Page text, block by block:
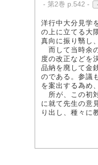
- 第2巻 p.542 -
洋行中大分見学
の上に立てる大
真向に振り翳し
而して当時余
度の改正などを
品納を廃して金
のである。参議
を案出する為め
所が、この初
に就て先生の意
り出し、種々に